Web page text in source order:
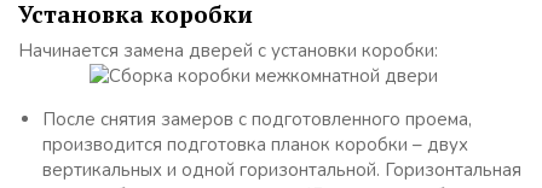
Установка коробки
Начинается замена дверей с установки коробки:
После снятия замеров с подготовленного проема,
производится подготовка планок коробки – двух
вертикальных и одной горизонтальной. Горизонтальная